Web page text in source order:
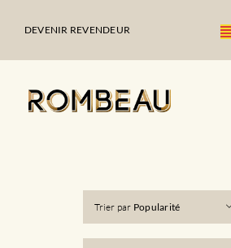
DEVENIR REVENDEUR
Trier par Popularité